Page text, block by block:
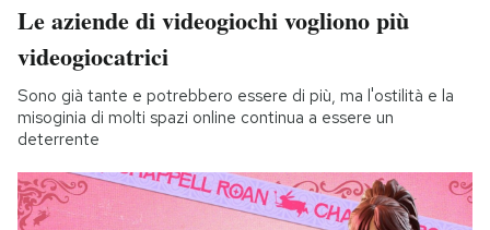
Le aziende di videogiochi vogliono più
videogiocatrici
Sono già tante e potrebbero essere di più, ma l'ostilità e la
misoginia di molti spazi online continua a essere un
deterrente